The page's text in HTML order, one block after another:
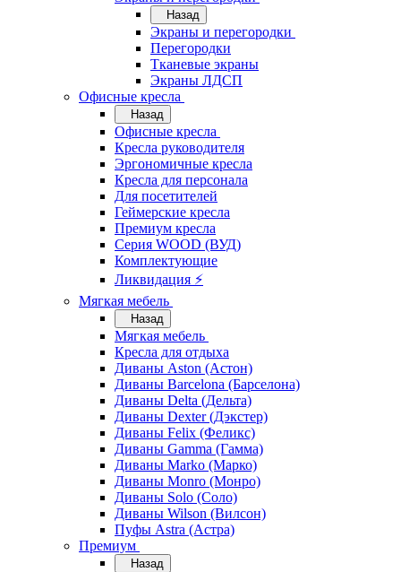
Назад
Экраны и перегородки
Перегородки
Тканевые экраны
Экраны ЛДСП
Офисные кресла
Назад
Офисные кресла
Кресла руководителя
Эргономичные кресла
Кресла для персонала
Для посетителей
Геймерские кресла
Премиум кресла
Серия WOOD (ВУД)
Комплектующие
Ликвидация ⚡
Мягкая мебель
Назад
Мягкая мебель
Кресла для отдыха
Диваны Aston (Астон)
Диваны Barcelona (Барселона)
Диваны Delta (Дельта)
Диваны Dexter (Дэкстер)
Диваны Felix (Феликс)
Диваны Gamma (Гамма)
Диваны Marko (Марко)
Диваны Monro (Монро)
Диваны Solo (Соло)
Диваны Wilson (Вилсон)
Пуфы Astra (Астра)
Премиум
Назад